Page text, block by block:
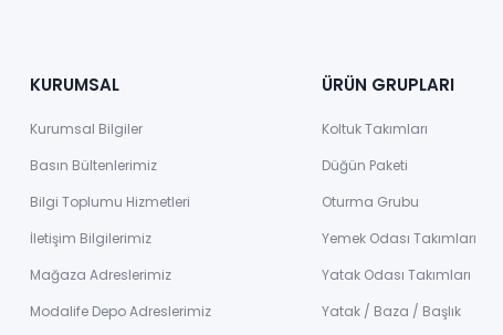
KURUMSAL
Kurumsal Bilgiler
Basın Bültenlerimiz
Bilgi Toplumu Hizmetleri
İletişim Bilgilerimiz
Mağaza Adreslerimiz
Modalife Depo Adreslerimiz
ÜRÜN GRUPLARI
Koltuk Takımları
Düğün Paketi
Oturma Grubu
Yemek Odası Takımları
Yatak Odası Takımları
Yatak / Baza / Başlık